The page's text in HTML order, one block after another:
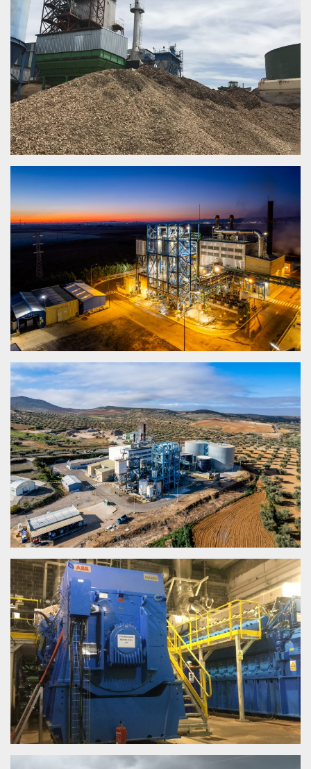
CABRA (CÓRDOBA)
CABRA (CÓRDOBA)
PLANTA ZERO WASTE ENERGY CASTILLA LA
MANCHA – CONSUEGRA (TOLEDO)
CONSUEGRA (TOLEDO)
PLANTA ZERO WASTE ENERGY CASTILLA LA
MANCHA – POLÁN (TOLEDO)
CONSUEGRA (TOLEDO)
ZERO WASTE COGENERACIÓN EUSKADI –
URNIETA (GUIPÚZCOA)
URNIETA (GUIPÚZCOA)